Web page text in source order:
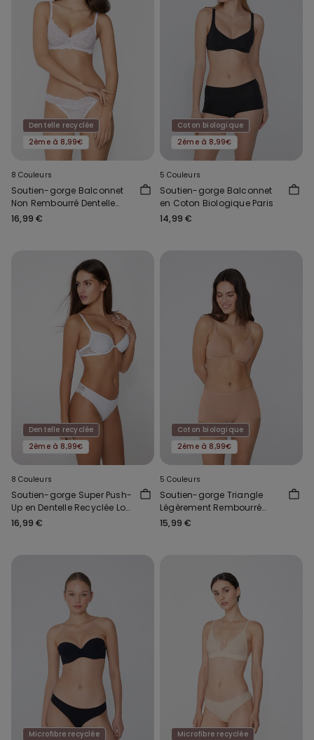
Dentelle recyclée
2ème à 8,99€
8 Couleurs
Soutien-gorge Balconnet
Non Rembourré Dentelle
Recyclée Paris
16,99 €
Coton biologique
2ème à 8,99€
5 Couleurs
Soutien-gorge Balconnet
en Coton Biologique Paris
14,99 €
Dentelle recyclée
2ème à 8,99€
8 Couleurs
Soutien-gorge Super Push-
Up en Dentelle Recyclée Los
Angeles
16,99 €
Coton biologique
2ème à 8,99€
5 Couleurs
Soutien-gorge Triangle
Légèrement Rembourré
Coton Biologique London
15,99 €
Microfibre recyclée
Microfibre recyclée